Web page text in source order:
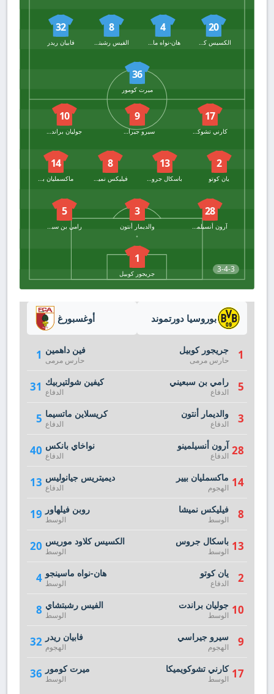
20
4
8
الفيس رشبتشاي
32
فابيان ريدر
36
ميرت كومور
3-4-3
17
كارني تشوكويميكا
9
سيرو جيراسي
10
جوليان براندت
2
يان كوتو
13
باسكال جروس
8
فيليكس نميشا
14
ماكسمليان بيير
28
3
والديمار أنتون
5
1
جريجور كوبيل
أوغسبورغ
1 فين داهمين
حارس مرمى
31 كيفين شولتيربيك
الدفاع
5 كريسلاين ماتسيما
الدفاع
40 نواخاي بانكس
الدفاع
13 ديميتريس جيانوليس
الدفاع
19 روبن فيلهاور
الوسط
20 الكسيس كلاود موريس
الوسط
4 هان-نواه ماسينجو
الوسط
8 الفيس رشبتشاي
الوسط
32 فابيان ريدر
الهجوم
36 ميرت كومور
الوسط
بوروسيا دورتموند
1 جريجور كوبيل
حارس مرمى
5 رامي بن سبعيني
الدفاع
3 والديمار أنتون
الدفاع
28 آرون أنسيلمينو
الدفاع
14 ماكسمليان بيير
الهجوم
8 فيليكس نميشا
الوسط
13 باسكال جروس
الوسط
2 يان كوتو
الدفاع
10 جوليان براندت
الوسط
9 سيرو جيراسي
الهجوم
17 كارني تشوكويميكا
الوسط